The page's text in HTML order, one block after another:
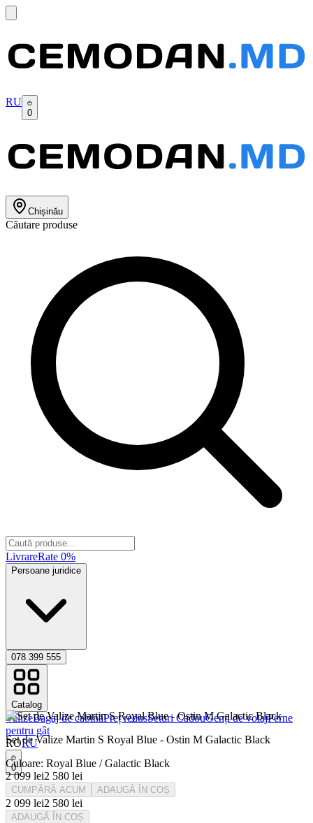
RU
0
Chișinău
Căutare produse
LivrareRate 0%
Persoane juridice
078 399 555
Catalog
ValizeBagaj de cabinăPreț redusSeturi CadouGenți de voiajPerne
pentru gât
RORU
0
Set de Valize Martin S Royal Blue - Ostin M Galactic Black
Culoare: Royal Blue / Galactic Black
2 099 lei2 580 lei
CUMPĂRĂ ACUM ADAUGĂ ÎN COȘ
2 099 lei2 580 lei
ADAUGĂ ÎN COȘ